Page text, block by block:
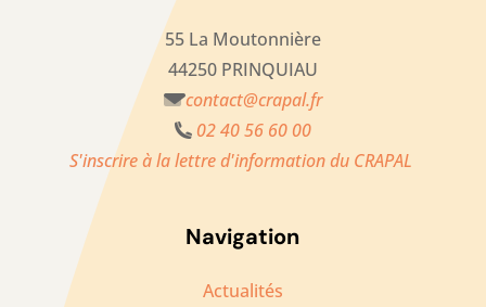
55 La Moutonnière
44250 PRINQUIAU
contact@crapal.fr
02 40 56 60 00
S'inscrire à la lettre d'information du CRAPAL
Navigation
Actualités